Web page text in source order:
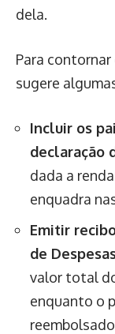
dela.
Para
sugere
Incluir os
declaração
dada a
enquadra
Emitir
de
valor total
enquanto o